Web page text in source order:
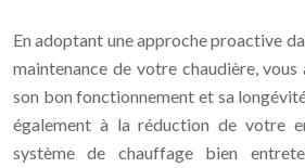
En adoptant une approche proactive
maintenance de votre chaudière, vous
son bon fonctionnement et sa
également à la réduction de votre
système de chauffage bien